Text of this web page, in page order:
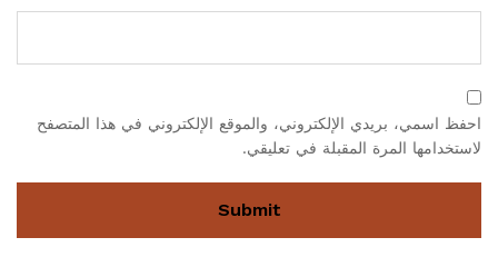
احفظ اسمي، بريدي الإلكتروني، والموقع الإلكتروني في هذا المتصفح
لاستخدامها المرة المقبلة في تعليقي.